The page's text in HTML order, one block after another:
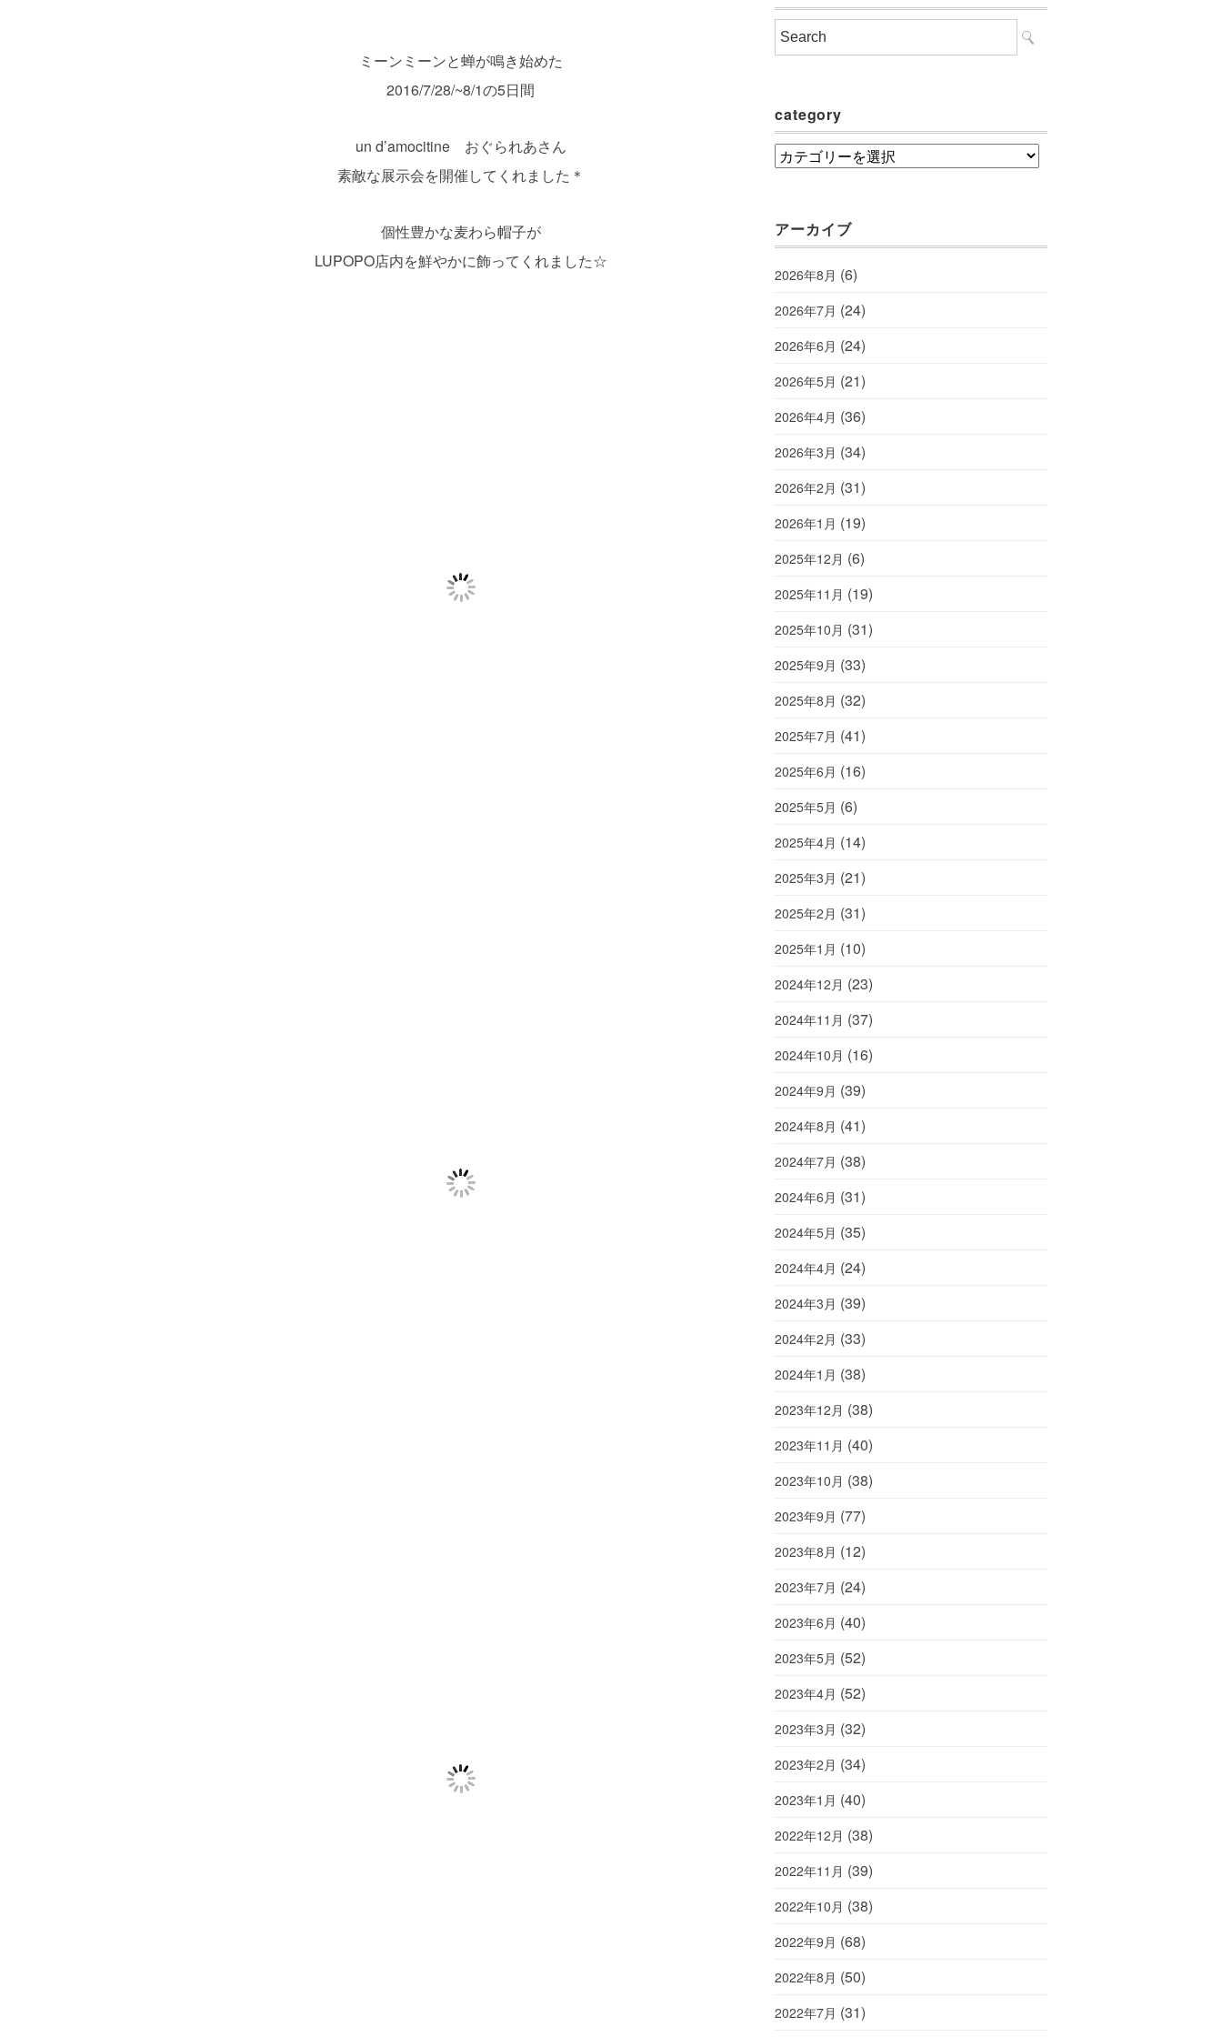
ミーンミーンと蝉が鳴き始めた
2016/7/28/~8/1の5日間
un d’amocitine おぐられあさん
素敵な展示会を開催してくれました＊
個性豊かな麦わら帽子が
LUPOPO店内を鮮やかに飾ってくれました☆
category
category
アーカイブ
2026年8月 (6)
2026年7月 (24)
2026年6月 (24)
2026年5月 (21)
2026年4月 (36)
2026年3月 (34)
2026年2月 (31)
2026年1月 (19)
2025年12月 (6)
2025年11月 (19)
2025年10月 (31)
2025年9月 (33)
2025年8月 (32)
2025年7月 (41)
2025年6月 (16)
2025年5月 (6)
2025年4月 (14)
2025年3月 (21)
2025年2月 (31)
2025年1月 (10)
2024年12月 (23)
2024年11月 (37)
2024年10月 (16)
2024年9月 (39)
2024年8月 (41)
2024年7月 (38)
2024年6月 (31)
2024年5月 (35)
2024年4月 (24)
2024年3月 (39)
2024年2月 (33)
2024年1月 (38)
2023年12月 (38)
2023年11月 (40)
2023年10月 (38)
2023年9月 (77)
2023年8月 (12)
2023年7月 (24)
2023年6月 (40)
2023年5月 (52)
2023年4月 (52)
2023年3月 (32)
2023年2月 (34)
2023年1月 (40)
2022年12月 (38)
2022年11月 (39)
2022年10月 (38)
2022年9月 (68)
2022年8月 (50)
2022年7月 (31)